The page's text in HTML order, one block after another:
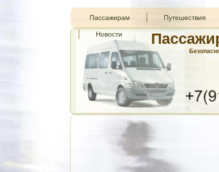
Пассажирам Путешествия
Новости